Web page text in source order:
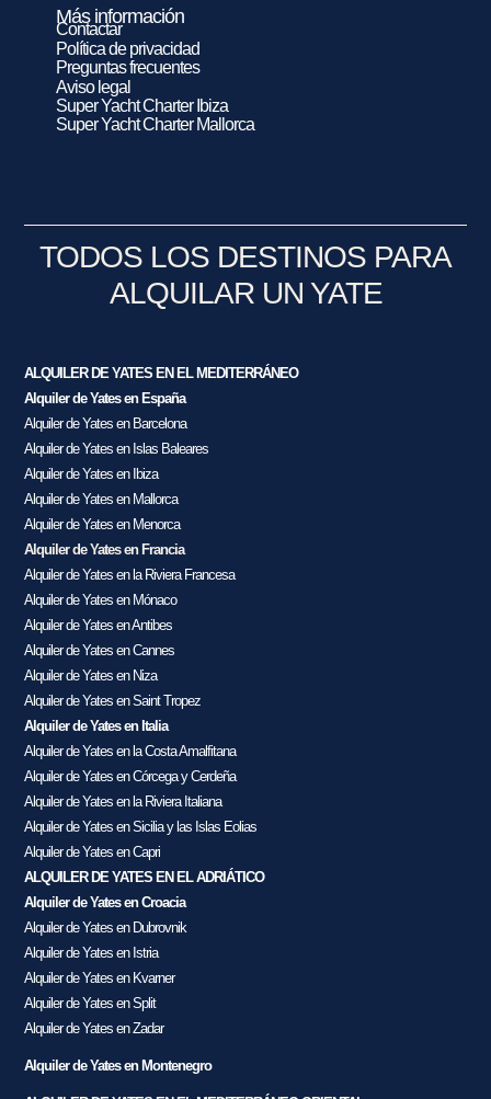
Más información
Contactar
Política de privacidad
Preguntas frecuentes
Aviso legal
Super Yacht Charter Ibiza
Super Yacht Charter Mallorca
TODOS LOS DESTINOS PARA
ALQUILAR UN YATE
ALQUILER DE YATES EN EL MEDITERRÁNEO
Alquiler de Yates en España
Alquiler de Yates en Barcelona
Alquiler de Yates en Islas Baleares
Alquiler de Yates en Ibiza
Alquiler de Yates en Mallorca
Alquiler de Yates en Menorca
Alquiler de Yates en Francia
Alquiler de Yates en la Riviera Francesa
Alquiler de Yates en Mónaco
Alquiler de Yates en Antibes
Alquiler de Yates en Cannes
Alquiler de Yates en Niza
Alquiler de Yates en Saint Tropez
Alquiler de Yates en Italia
Alquiler de Yates en la Costa Amalfitana
Alquiler de Yates en Córcega y Cerdeña
Alquiler de Yates en la Riviera Italiana
Alquiler de Yates en Sicilia y las Islas Eolias
Alquiler de Yates en Capri
ALQUILER DE YATES EN EL ADRIÁTICO
Alquiler de Yates en Croacia
Alquiler de Yates en Dubrovnik
Alquiler de Yates en Istria
Alquiler de Yates en Kvarner
Alquiler de Yates en Split
Alquiler de Yates en Zadar
Alquiler de Yates en Montenegro